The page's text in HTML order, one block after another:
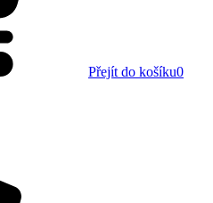
Přejít do košíku0